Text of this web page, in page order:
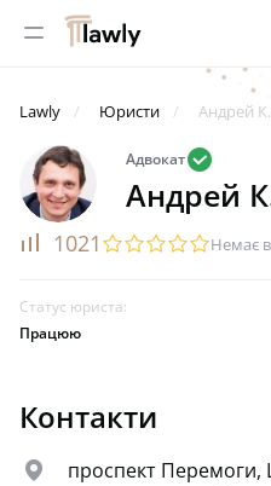
menu
Lawly Юристи Андрей К.
Адвокатvalid
Андрей
rating 1021 startransparentstartransparentstartransparentstartransparentstartransparentНемає
Статус юриста:
Працюю
Контакти
map
проспект Перемоги,